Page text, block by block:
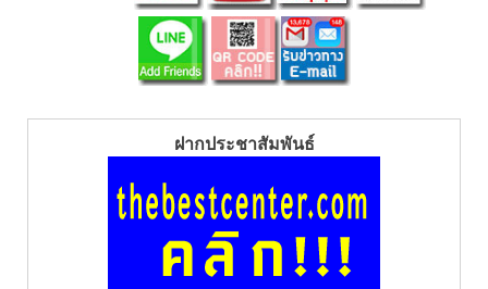
ฝากประชาสัมพันธ์